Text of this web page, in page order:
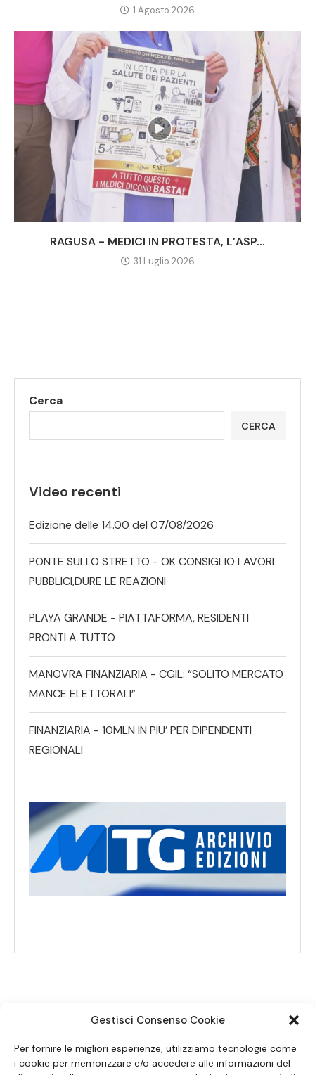
Gestisci Consenso Cookie
Per fornire le migliori esperienze, utilizziamo tecnologie come
i cookie per memorizzare e/o accedere alle informazioni del
1 Agosto 2026
RAGUSA - MEDICI IN PROTESTA, L’ASP...
31 Luglio 2026
Cerca
CERCA
Video recenti
Edizione delle 14.00 del 07/08/2026
PONTE SULLO STRETTO - OK CONSIGLIO LAVORI
PUBBLICI,DURE LE REAZIONI
PLAYA GRANDE - PIATTAFORMA, RESIDENTI
PRONTI A TUTTO
MANOVRA FINANZIARIA - CGIL: “SOLITO MERCATO
MANCE ELETTORALI”
FINANZIARIA - 10MLN IN PIU’ PER DIPENDENTI
REGIONALI
SEGUICI SUI SOCIAL